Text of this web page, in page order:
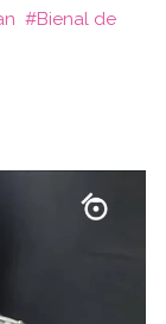
Bienal de